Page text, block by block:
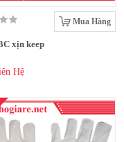
Mua Hàng
xịn keep
Hệ